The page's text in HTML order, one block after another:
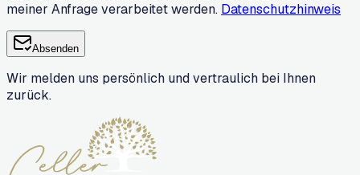
meiner Anfrage verarbeitet werden. Datenschutzhinweis
Absenden
Wir melden uns persönlich und vertraulich bei Ihnen
zurück.